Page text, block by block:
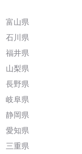
富山県
石川県
福井県
山梨県
長野県
岐阜県
静岡県
愛知県
三重県